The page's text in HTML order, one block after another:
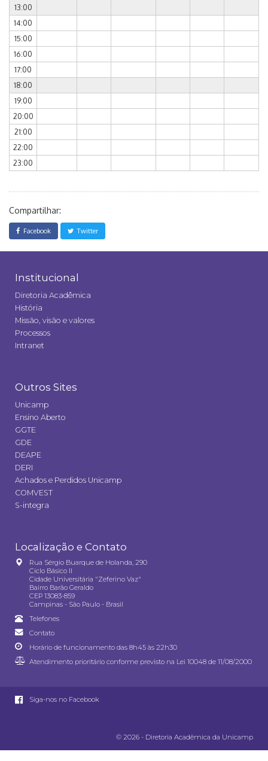
13:00
14:00
15:00
16:00
17:00
18:00
19:00
20:00
21:00
22:00
23:00
Compartilhar:
Facebook Twitter
Institucional
Diretoria Acadêmica
História
Missão, visão e valores
Processos
Intranet
Outros Sites
Unicamp
Ensino Aberto
GGTE
GDE
DEAPE
DERI
Achados e Perdidos Unicamp
COMVEST
S-integra
Localização e Contato
Rua Sérgio Buarque de Holanda, 290
Ciclo Básico II
Cidade Universitária "Zeferino Vaz"
Bairro Barão Geraldo
CEP 13083-859
Campinas - São Paulo - Brasil
Telefones
Contato
Horário de funcionamento das 8h45 às 22h30
Atendimento prioritário conforme previsto na Lei 10048 de 11/08/2000
Siga-nos no Facebook
© 2026 - Diretoria Acadêmica da Unicamp